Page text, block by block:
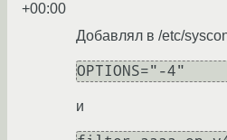
+00:00
Добавлял в /etc/
и